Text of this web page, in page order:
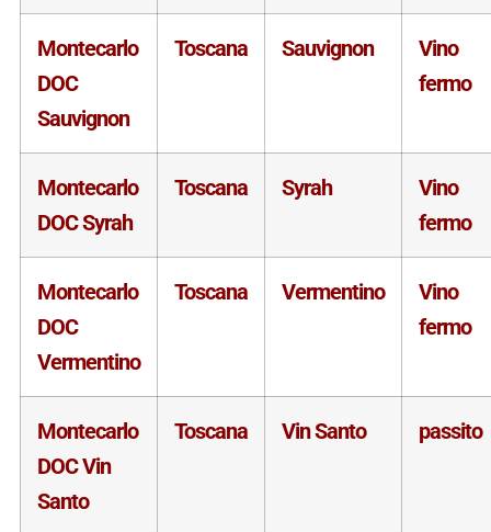
Montecarlo
DOC
Sauvignon
Toscana Sauvignon
Vino
fermo
Montecarlo
DOC Syrah
Toscana Syrah
Vino
fermo
Montecarlo
DOC
Vermentino
Toscana Vermentino
Vino
fermo
Montecarlo
DOC Vin
Santo
Toscana Vin Santo passito